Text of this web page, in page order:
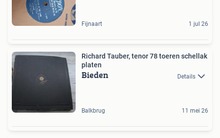
Fijnaart 1 jul 26
Richard Tauber, tenor 78 toeren schellak
platen
Bieden Details
Balkbrug 11 mei 26